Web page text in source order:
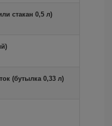
стакан 0,5 л)
(бутылка 0,33 л)